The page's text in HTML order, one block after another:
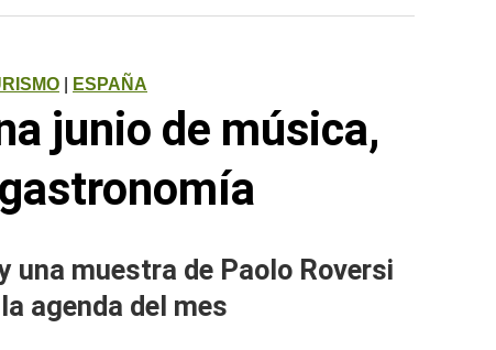
ESPAÑA
junio de música,
una muestra de Paolo Roversi
agenda del mes